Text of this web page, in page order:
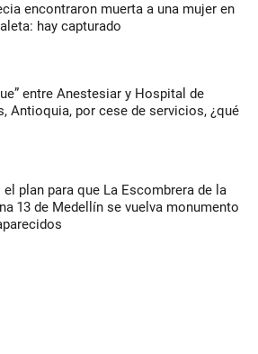
encontraron muerta a una mujer en
hay capturado
entre Anestesiar y Hospital de
Antioquia, por cese de servicios, ¿qué
plan para que La Escombrera de la
13 de Medellín se vuelva monumento